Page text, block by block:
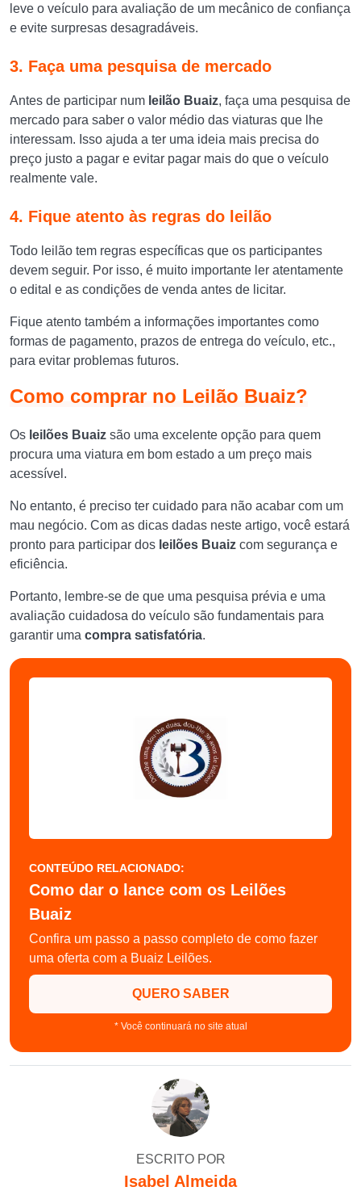
leve o veículo para avaliação de um mecânico de confiança
e evite surpresas desagradáveis.
3. Faça uma pesquisa de mercado
Antes de participar num leilão Buaiz, ​​faça uma pesquisa de
mercado para saber o valor médio das viaturas que lhe
interessam. Isso ajuda a ter uma ideia mais precisa do
preço justo a pagar e evitar pagar mais do que o veículo
realmente vale.
4. Fique atento às regras do leilão
Todo leilão tem regras específicas que os participantes
devem seguir. Por isso, é muito importante ler atentamente
o edital e as condições de venda antes de licitar.
Fique atento também a informações importantes como
formas de pagamento, prazos de entrega do veículo, etc.,
para evitar problemas futuros.
Como comprar no Leilão Buaiz?
Os leilões Buaiz são uma excelente opção para quem
procura uma viatura em bom estado a um preço mais
acessível.
No entanto, é preciso ter cuidado para não acabar com um
mau negócio. Com as dicas dadas neste artigo, você estará
pronto para participar dos leilões Buaiz com segurança e
eficiência.
Portanto, lembre-se de que uma pesquisa prévia e uma
avaliação cuidadosa do veículo são fundamentais para
garantir uma compra satisfatória.
CONTEÚDO RELACIONADO:
Como dar o lance com os Leilões
Buaiz
Confira um passo a passo completo de como fazer
uma oferta com a Buaiz Leilões.
QUERO SABER
* Você continuará no site atual
ESCRITO POR
Isabel Almeida